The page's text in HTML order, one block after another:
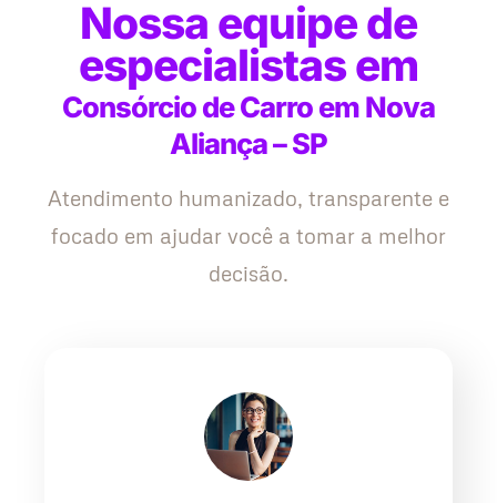
Nossa equipe de
especialistas em
Consórcio de Carro em Nova
Aliança – SP
Atendimento humanizado, transparente e
focado em ajudar você a tomar a melhor
decisão.